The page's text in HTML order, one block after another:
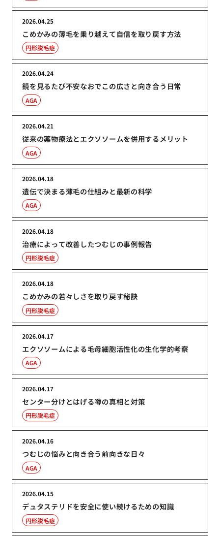
こめかみの薄毛を乗り越えて自信を取り戻す方法
2026.04.25
円形脱毛症
鏡を見るたび不安なおでこの広さと向き合う日常
2026.04.24
AGA
従来の薬物療法とエクソソームを併用するメリット
2026.04.21
AGA
遺伝で決まる薄毛の仕組みと最新の科学
2026.04.18
AGA
治療によって改善したつむじの事例報告
2026.04.18
円形脱毛症
こめかみの若々しさを取り戻す秘訣
2026.04.18
円形脱毛症
エクソソームによる毛母細胞活性化の生化学的考察
2026.04.17
AGA
センター分けとはげる噂の真相と対策
2026.04.17
円形脱毛症
つむじの悩みと向き合う前向きな日々
2026.04.16
AGA
デュタステリドを安全に使い続けるための知識
2026.04.15
円形脱毛症